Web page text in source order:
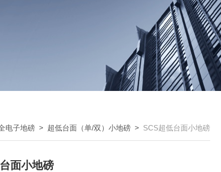
电子地磅 > 超低台面（单/双）小地磅 > SCS超低台面小地磅
面小地磅